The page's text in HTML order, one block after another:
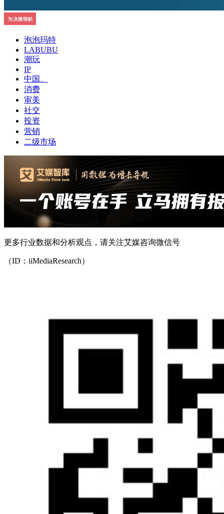
泡泡玛特
LABUBU
潮玩
IP
中国、
消费
审美
社交
投资
营销
二级市场
更多行业数据和分析观点，请关注艾媒咨询微信号
（ID：iiMediaResearch）